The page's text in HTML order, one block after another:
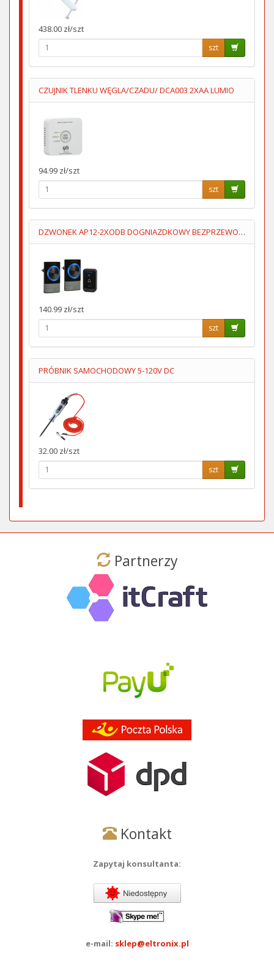
438.00 zł/szt
szt
CZUJNIK TLENKU WĘGLA/CZADU/ DCA003 2XAA LUMIO
94.99 zł/szt
szt
DZWONEK AP12-2XODB DOGNIAZDKOWY BEZPRZEWODOWY 2 ODBIORNIKI
140.99 zł/szt
szt
PRÓBNIK SAMOCHODOWY 5-120V DC
32.00 zł/szt
szt
Partnerzy
Kontakt
Zapytaj konsultanta:
e-mail: sklep@eltronix.pl